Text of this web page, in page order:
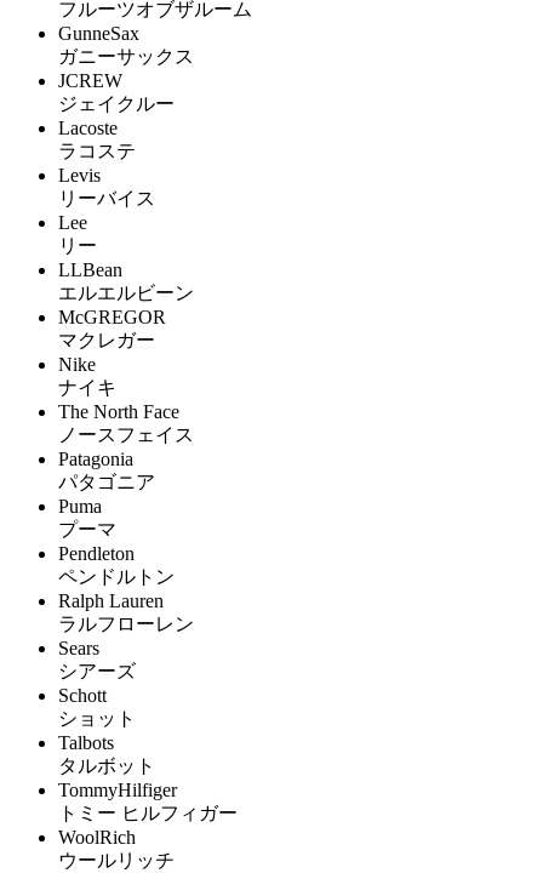
フルーツオブザルーム
GunneSax
ガニーサックス
JCREW
ジェイクルー
Lacoste
ラコステ
Levis
リーバイス
Lee
リー
LLBean
エルエルビーン
McGREGOR
マクレガー
Nike
ナイキ
The North Face
ノースフェイス
Patagonia
パタゴニア
Puma
プーマ
Pendleton
ペンドルトン
Ralph Lauren
ラルフローレン
Sears
シアーズ
Schott
ショット
Talbots
タルボット
TommyHilfiger
トミー ヒルフィガー
WoolRich
ウールリッチ